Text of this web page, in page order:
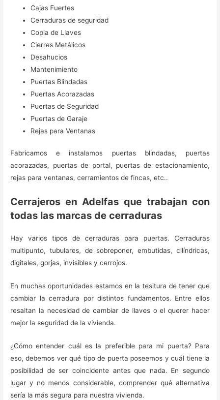
Cajas Fuertes
Cerraduras de seguridad
Copia de Llaves
Cierres Metálicos
Desahucios
Mantenimiento
Puertas Blindadas
Puertas Acorazadas
Puertas de Seguridad
Puertas de Garaje
Rejas para Ventanas
Fabricamos e instalamos puertas blindadas, puertas
acorazadas, puertas de portal, puertas de estacionamiento,
rejas para ventanas, cerramientos de fincas, etc..
Cerrajeros en Adelfas que trabajan con
todas las marcas de cerraduras
Hay varios tipos de cerraduras para puertas. Cerraduras
multipunto, tubulares, de sobreponer, embutidas, cilíndricas,
digitales, gorjas, invisibles y cerrojos.
En muchas oportunidades estamos en la tesitura de tener que
cambiar la cerradura por distintos fundamentos. Entre ellos
resaltan la necesidad de cambiar de llaves o el querer hacer
mejor la seguridad de la vivienda.
¿Cómo entender cuál es la preferible para mi puerta? Para
eso, debemos ver qué tipo de puerta poseemos y cuál tiene la
posibilidad de ser coincidente antes que nada. En segundo
lugar y no menos considerable, comprender qué alternativa
sería la más segura para nuestra vivienda.